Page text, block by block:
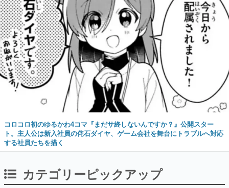
コロコロ初のゆるかわ4コマ『まだサ終しないんですか？』公開スター
ト。主人公は新入社員の侘石ダイヤ、ゲーム会社を舞台にトラブルへ対応
する社員たちを描く
カテゴリーピックアップ